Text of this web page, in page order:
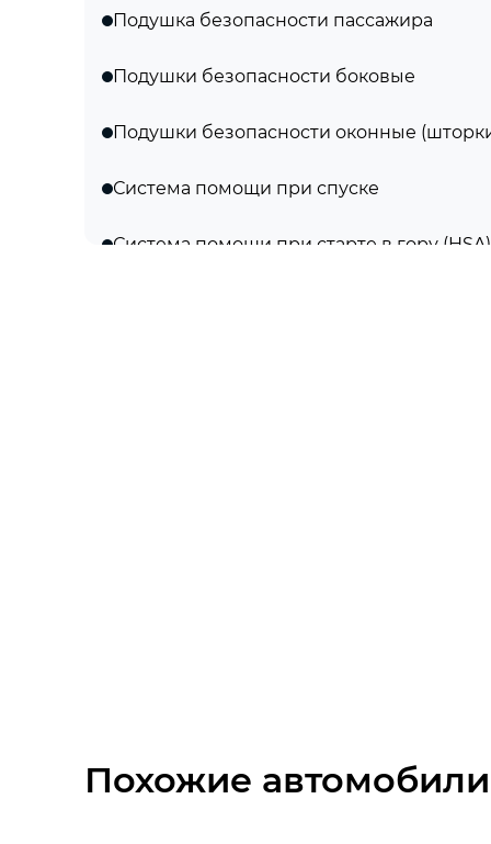
Подушка безопасности пассажира
Подушки безопасности боковые
Подушки безопасности оконные
Система помощи при спуске
Система помощи при старте в гору (HSA)
Похожие автомобили